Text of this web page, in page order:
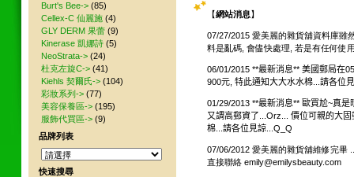
【網站消息】
07/27/2015 愛美麗的雜貨舖資料庫雖
料是亂碼, 會儘快處理, 若是有任何使
06/01/2015 **最新消息** 美國郵局在
900元, 特此通知大大水水棉...請各位
01/29/2013 **最新消息** 歐買尬~真
又調高郵資了...Orz... 價位可親的大
棉...請各位見諒...Q_Q
07/06/2012 愛美麗的雜貨舖維修完畢
直接聯絡 emily@emilysbeauty.com
Burt's Bee-> (85)
Cellex-C 仙麗施 (4)
GLY DERM 果蕾 (9)
Kinerase 凱娜詩 (5)
NeoStrata-> (24)
杜克左旋C-> (41)
Kiehls 契爾氏-> (104)
彩妝系列-> (77)
美容保養區-> (195)
服飾代買區-> (9)
品牌列表
快速搜尋